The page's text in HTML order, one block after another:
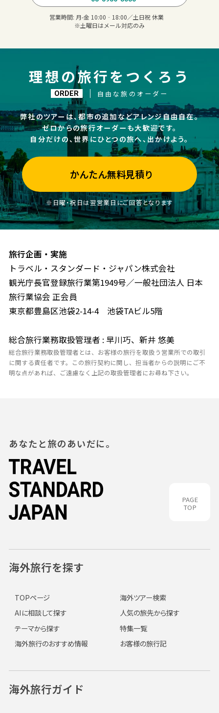
営業時間: 月-金 10:00‐18:00／土日祝 休業
※土曜日はメール対応のみ
理想の旅行をつくろう
ORDER 自由な旅のオーダー
弊社のツアーは、都市の追加などアレンジ自由自在。
ゼロからの旅行オーダーも大歓迎です。
自分だけの、世界にひとつの旅へ、出かけよう。
かんたん無料見積り
※日曜・祝日は翌営業日にご回答となります
旅行企画・実施
トラベル・スタンダード・ジャパン株式会社
観光庁長官登録旅行業第1949号／一般社団法人 日本
旅行業協会 正会員
東京都豊島区池袋2-14-4 池袋TAビル5階
総合旅行業務取扱管理者 : 早川巧、新井 悠美
総合旅行業務取扱管理者とは、お客様の旅行を取扱う営業所での取引
に関する責任者です。この旅行契約に関し、担当者からの説明にご不
明な点があれば、ご遠慮なく上記の取扱管理者にお尋ね下さい。
PAGE
TOP
あなたと旅のあいだに。
海外旅行を探す
TOPページ
海外ツアー検索
AIに相談して探す
人気の旅先から探す
テーマから探す
特集一覧
海外旅行のおすすめ情報
お客様の旅行記
海外旅行ガイド